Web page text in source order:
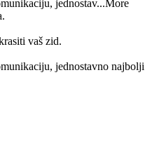
jednostav...More
vaš zid.
jednostavno najbolji